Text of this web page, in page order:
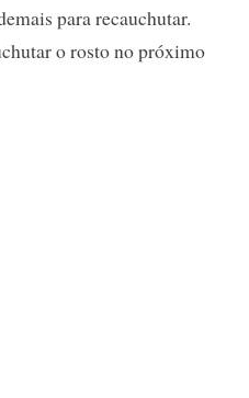
para recauchutar.
o rosto no próximo